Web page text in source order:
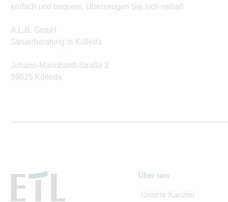
einfach und bequem. Überzeugen Sie sich selbst!
A.L.B. GmbH
Steuerberatung in Kölleda
Johann-Mannhardt-Straße 2
99625 Kölleda
Über uns
Unsere Kanzlei